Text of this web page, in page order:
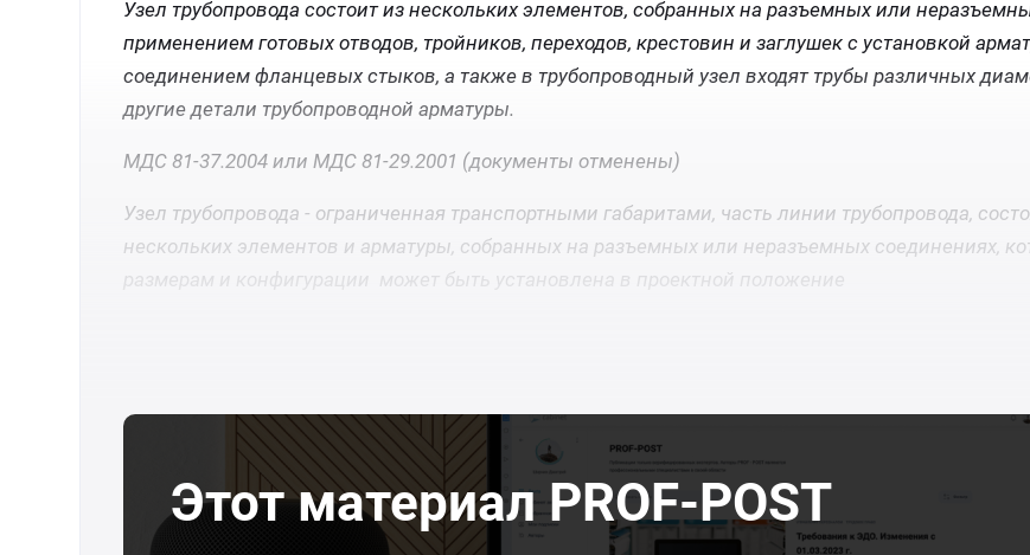
Узел трубопровода состоит из нескольких элементов, собранных на разъемных или
применением готовых отводов, тройников, переходов, крестовин и заглушек с установкой
соединением фланцевых стыков, а также в трубопроводный узел входят трубы различных
другие детали трубопроводной арматуры.
МДС 81-37.2004 или МДС 81-29.2001 (документы отменены)
Узел трубопровода - ограниченная транспортными габаритами, часть линии трубопровода,
нескольких элементов и арматуры, собранных на разъемных или неразъемных соединениях,
размерам и конфигурации может быть установлена в проектной положение
Этот материал PROF-POST